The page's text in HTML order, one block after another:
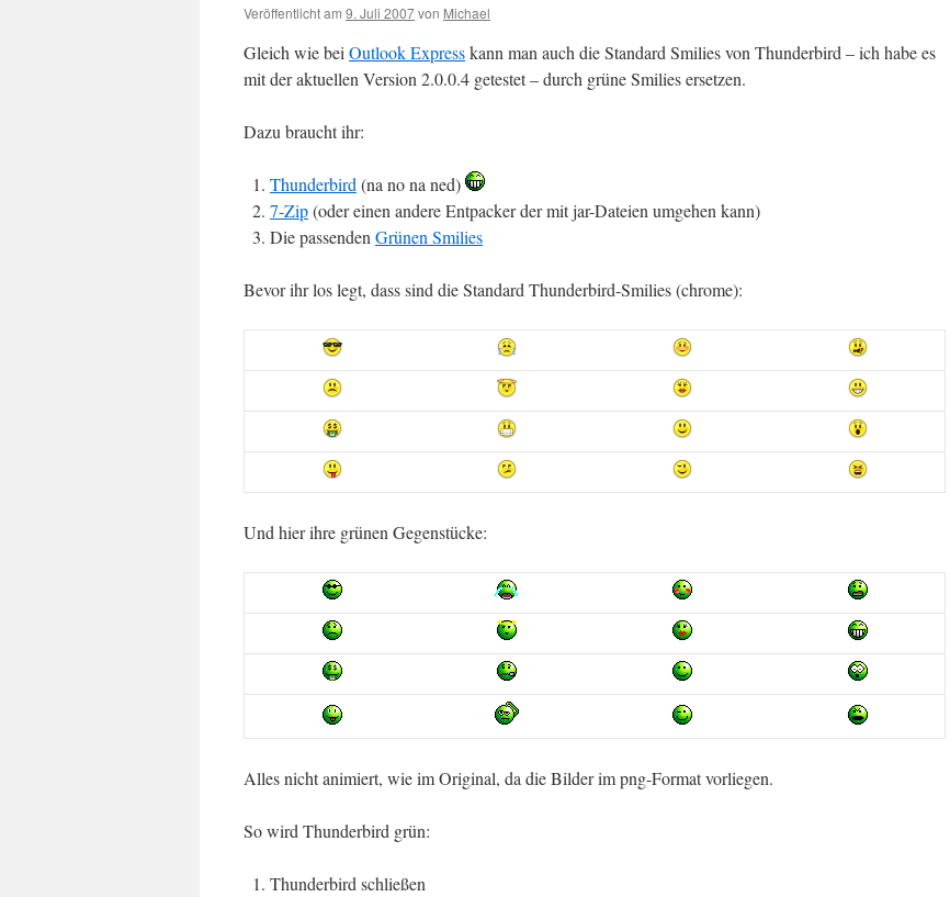
Veröffentlicht am 9. Juli 2007von Michael
Gleich wie bei Outlook Expresskann man auch die Standard Smilies von Thunderbird – ich habe es
mit der aktuellen Version 2.0.0.4 getestet – durch grüne Smilies ersetzen.
Dazu braucht ihr:
Thunderbird (na no na ned)
7-Zip(oder einen andere Entpacker der mit jar-Dateien umgehen kann)
Die passenden Grünen Smilies
Bevor ihr los legt, dass sind die Standard Thunderbird-Smilies (chrome):
Und hier ihre grünen Gegenstücke:
Alles nicht animiert, wie im Original, da die Bilder im png-Format vorliegen.
So wird Thunderbird grün:
Thunderbird schließen